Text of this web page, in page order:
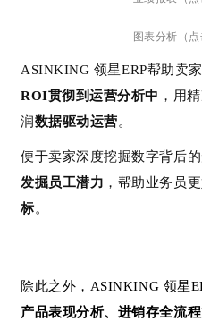
C
b
干
货
精
选
图表分析（点
ASINKING 领星ERP帮助卖
ROI贯彻到运营分析中 ，用
润数据驱动运营。
便于卖家深度挖掘数字背后的
发掘员工潜力 ，帮助业务员
标。
除此之外，ASINKING 领星
产品表现分析、进销存全流